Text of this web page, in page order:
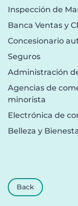
Inspección de
Banca Ventas y
Concesionario
Seguros
Administración
Agencias de
minorista
Electrónica de
Belleza y
Back